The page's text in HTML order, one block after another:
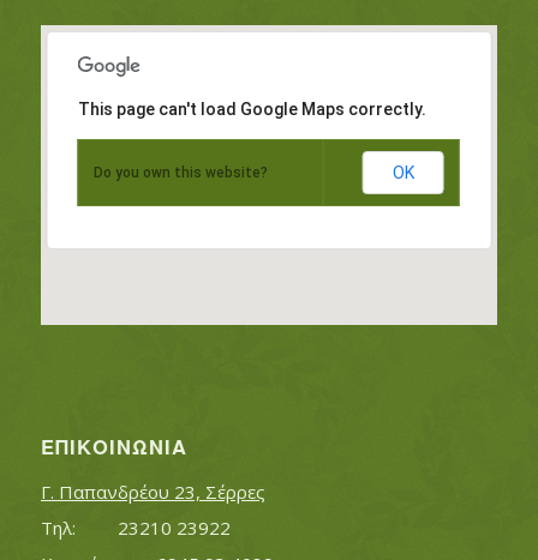
This page can't load Google Maps correctly.
Do you own this website? OK
ΕΠΙΚΟΙΝΩΝΊΑ
Γ. Παπανδρέου 23, Σέρρες
Τηλ:		23210 23922